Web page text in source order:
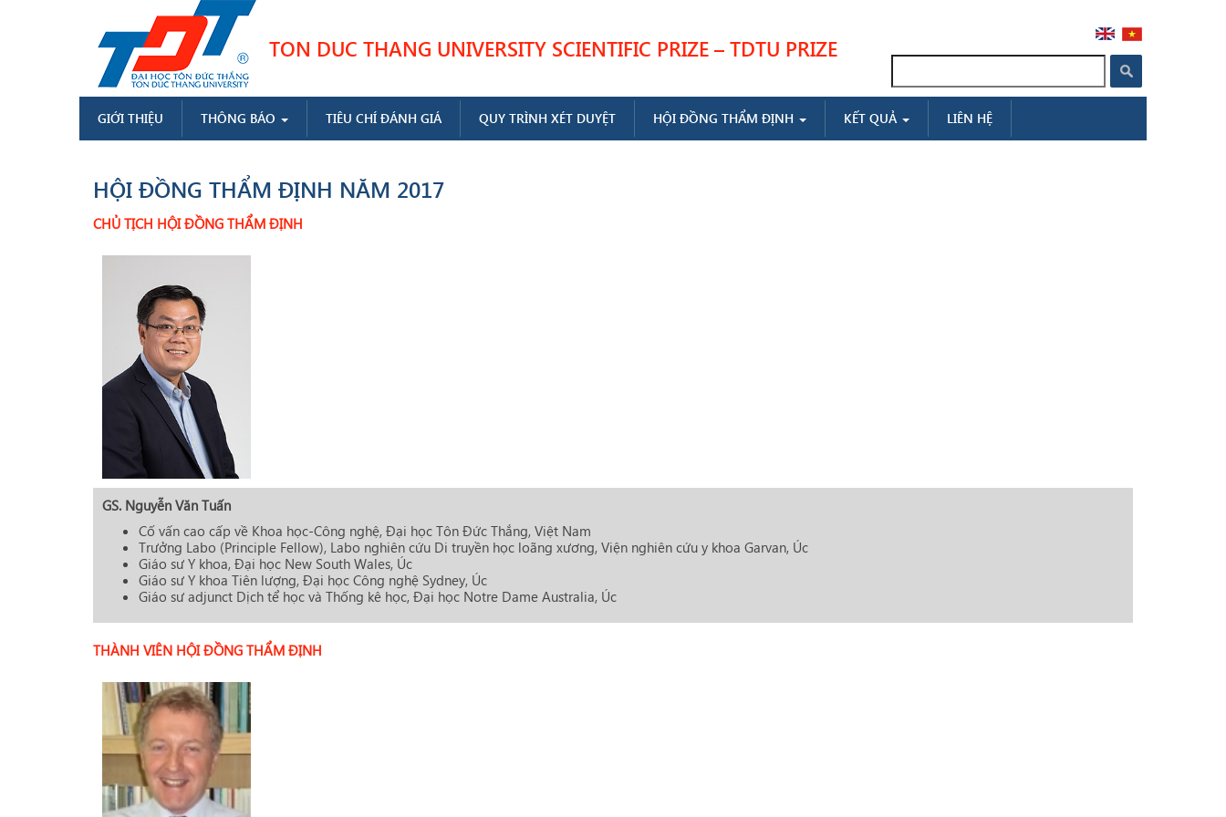
TON DUC THANG UNIVERSITY SCIENTIFIC PRIZE – TDTU PRIZE
MAIN
NAVIGATION
VI
GIỚI THIỆU THÔNG BÁO TIÊU CHÍ ĐÁNH GIÁ QUY TRÌNH XÉT DUYỆT HỘI ĐỒNG THẨM ĐỊNH KẾT QUẢ LIÊN HỆ
HỘI ĐỒNG THẨM ĐỊNH NĂM 2017
CHỦ TỊCH HỘI ĐỒNG THẨM ĐỊNH
GS. Nguyễn Văn Tuấn
Cố vấn cao cấp về Khoa học-Công nghệ, Đại học Tôn Đức Thắng, Việt Nam
Trưởng Labo (Principle Fellow), Labo nghiên cứu Di truyền học loãng xương, Viện nghiên cứu y khoa Garvan, Úc
Giáo sư Y khoa, Đại học New South Wales, Úc
Giáo sư Y khoa Tiên lượng, Đại học Công nghệ Sydney, Úc
Giáo sư adjunct Dịch tể học và Thống kê học, Đại học Notre Dame Australia, Úc
THÀNH VIÊN HỘI ĐỒNG THẨM ĐỊNH